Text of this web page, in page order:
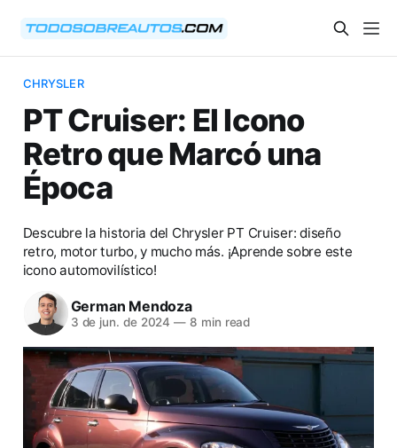
CHRYSLER
PT Cruiser: El Icono
Retro que Marcó una
Época
Descubre la historia del Chrysler PT Cruiser: diseño
retro, motor turbo, y mucho más. ¡Aprende sobre este
icono automovilístico!
German Mendoza
3 de jun. de 2024 — 8 min read